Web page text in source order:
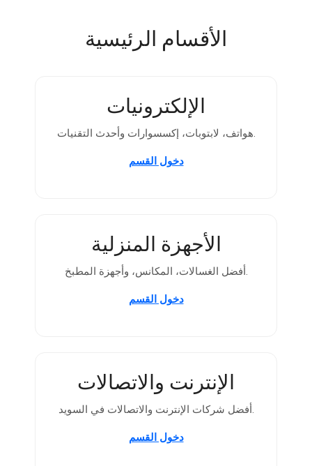
الأقسام الرئيسية
الإلكترونيات
هواتف، لابتوبات، إكسسوارات وأحدث التقنيات.
دخول القسم
الأجهزة المنزلية
أفضل الغسالات، المكانس، وأجهزة المطبخ.
دخول القسم
الإنترنت والاتصالات
أفضل شركات الإنترنت والاتصالات في السويد.
دخول القسم